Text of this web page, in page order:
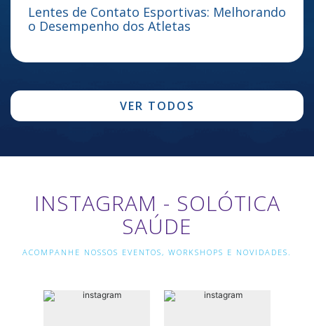
Lentes de Contato Esportivas: Melhorando
o Desempenho dos Atletas
VER TODOS
INSTAGRAM - SOLÓTICA
SAÚDE
ACOMPANHE NOSSOS EVENTOS, WORKSHOPS E NOVIDADES.